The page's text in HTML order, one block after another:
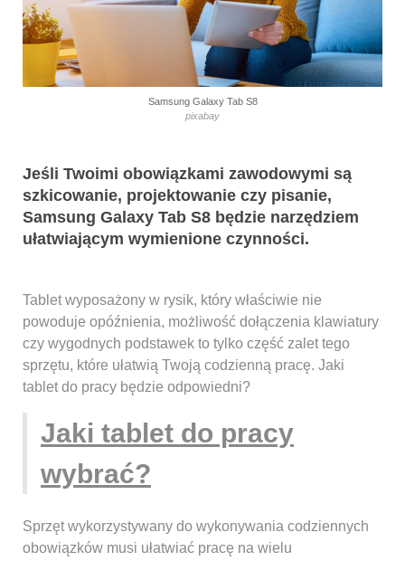
Samsung Galaxy Tab S8
pixabay
Jeśli Twoimi obowiązkami zawodowymi są
szkicowanie, projektowanie czy pisanie,
Samsung Galaxy Tab S8 będzie narzędziem
ułatwiającym wymienione czynności.
Tablet wyposażony w rysik, który właściwie nie
powoduje opóźnienia, możliwość dołączenia klawiatury
czy wygodnych podstawek to tylko część zalet tego
sprzętu, które ułatwią Twoją codzienną pracę. Jaki
tablet do pracy będzie odpowiedni?
Jaki tablet do pracy
wybrać?
Sprzęt wykorzystywany do wykonywania codziennych
obowiązków musi ułatwiać pracę na wielu